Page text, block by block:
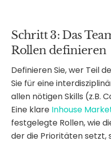
Schritt 3: Das
Rollen definieren
Definieren Sie, wer Teil
Sie für eine
allen nötigen Skills (z.B.
Eine klare Inhouse
festgelegte Rollen, wie
der die Prioritäten setzt,